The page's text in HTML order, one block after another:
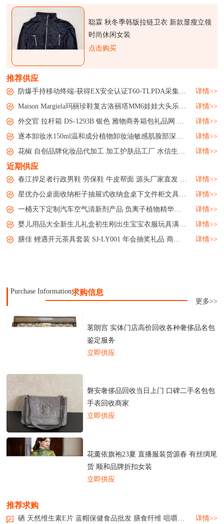
聪霖 秋冬季韩版拉链卫衣 新款显瘦立领
时尚休闲女装
点击购买
推荐供应
防爆手持移动终端-获得EX安全认证T60-TLPDA采集器手机...
详情>>
Maison Margiela玛丽珍鞋复古洛丽塔MM6娃娃大头乐福皮鞋女鞋...
详情>>
外交官 拉杆箱 DS-1293B 银色 雅物商务箱包礼品网 MY-WJG-Y-13...
详情>>
逐本卸妆水150ml温和成分植物卸妆油敏感肌脸部深层清洁微商洗护...
详情>>
花椒 自创品牌化妆品代加工 加工护肤品工厂 水信生物...
详情>>
近期供应
春江捍足者行政男鞋 劳保鞋 牛皮帮面 源头厂家直发 批发零售...
详情>>
星优办公桌面收纳柜子抽屉式收纳盒桌下文件柜文具用品储物整理箱...
详情>>
一桶天下定制汽车空气清新剂产品 负离子植物精华素除味剂...
详情>>
婴儿用品大全新生儿礼盒初生刚出生宝宝衣服玩具满月礼物套装母婴...
详情>>
膳佳 鲤遇开元茶具套装 SJ-LY001 年会抽奖礼品 商务送礼 小礼品 MY-SJJJ-L5-05...
详情>>
Purchase Information求购信息
更多>>
茗朗宫 实体门店高价回收各种奢侈品名包
鉴定服务
立即供应
磐安奢侈品回收当日上门 口碑二手名包包
手表回收商家
立即供应
花薰依旗袍23夏 直播服装货源春 有丝绸尾
货 顺和品牌折扣女装
立即供应
推荐求购
硒 天然维生素E片 蓝帽保健食品批发 膳食纤维 咀嚼后服用...
详情>>